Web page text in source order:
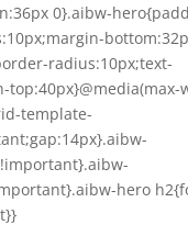
0}.aibw-
radius:10px;text-
template-
hero